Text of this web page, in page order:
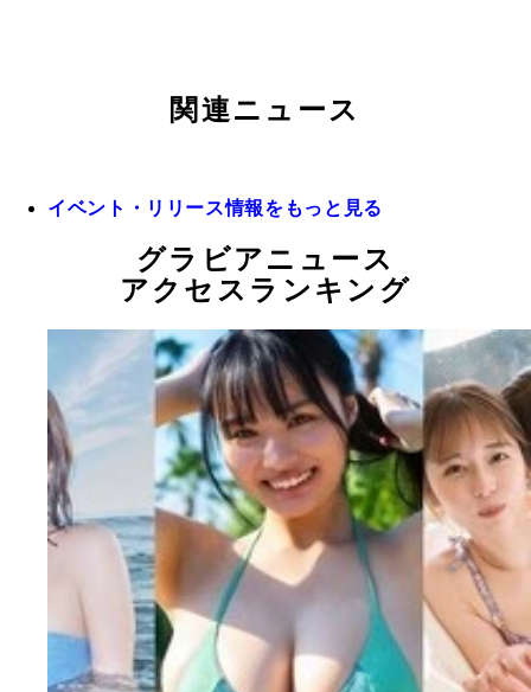
関連ニュース
イベント・リリース情報をもっと見る
グラビアニュース
アクセスランキング